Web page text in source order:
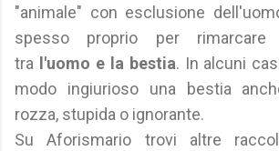
"animale" con esclusione
spesso proprio per rimarcare
tra
l'uomo e la bestia. In alcuni
modo ingiurioso una bestia
rozza, stupida o ignorante.
Su Aforismario trovi altre